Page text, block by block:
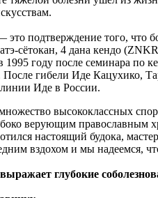
подтверждение того, что
сётокан, 4 дана кендо
году после семинара по
После гибели Иде Кацухико,
Иде в России.
высококлассных
верующим православным
настоящий будока,
вздохом и мы надеемся,
глубокие